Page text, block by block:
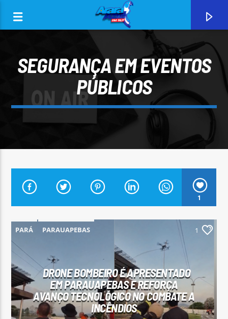
CURRENT TRACK
ARARA AZUL FM 96,9
Arara Azul FM
SEGURANÇA EM EVENTOS
PÚBLICOS
1
PARÁ PARAUAPEBAS 1
DRONE BOMBEIRO É APRESENTADO
EM PARAUAPEBAS E REFORÇA
AVANÇO TECNOLÓGICO NO COMBATE A
INCÊNDIOS